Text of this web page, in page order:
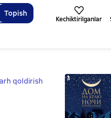
Topish
Kechiktirilganlar
qoldirish